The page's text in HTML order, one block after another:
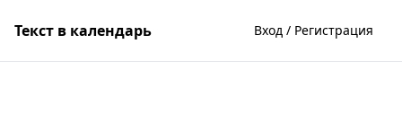
Текст в календарь Вход / Регистрация